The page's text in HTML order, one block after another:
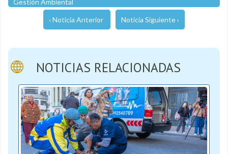
Gestión Ambiental
‹ Noticia Anterior Noticia Siguiente ›
NOTICIAS RELACIONADAS